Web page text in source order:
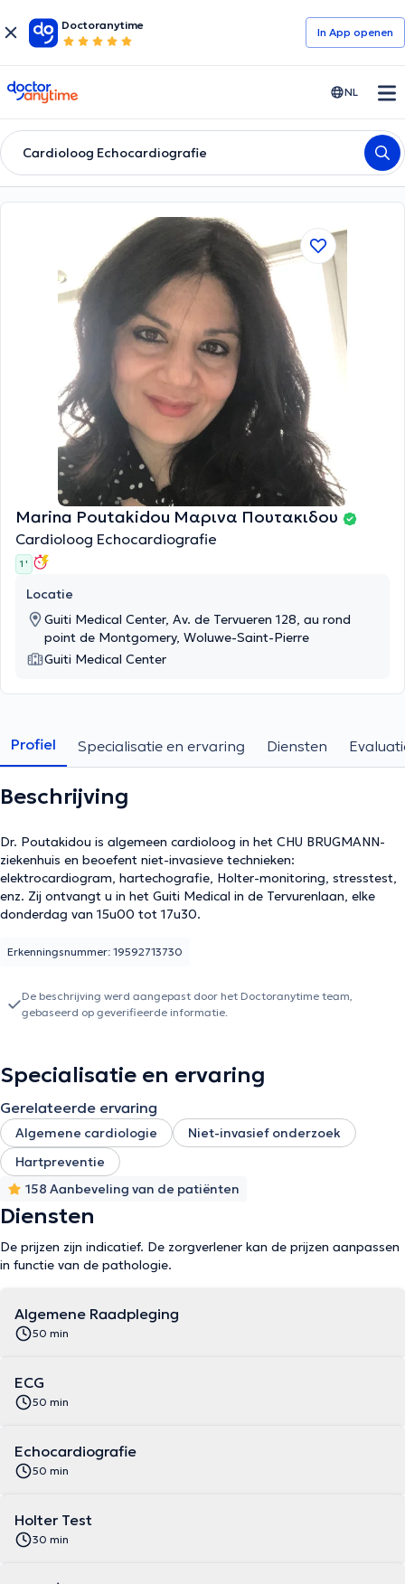
Doctoranytime
In App openen
doctoranytime NL
Cardioloog Echocardiografie
Marina Poutakidou Μαρινα Πουτακιδου
Cardioloog Echocardiografie
1 '
Locatie
Guiti Medical Center, Av. de Tervueren 128, au rond
point de Montgomery, Woluwe-Saint-Pierre
Guiti Medical Center
Profiel Specialisatie en ervaring Diensten
Beschrijving
Dr. Poutakidou is algemeen cardioloog in het CHU BRUGMANN-
ziekenhuis en beoefent niet-invasieve technieken:
elektrocardiogram, hartechografie, Holter-monitoring, stresstest,
enz. Zij ontvangt u in het Guiti Medical in de Tervurenlaan, elke
donderdag van 15u00 tot 17u30.
Erkenningsnummer: 19592713730
De beschrijving werd aangepast door het Doctoranytime team,
gebaseerd op geverifieerde informatie.
Specialisatie en ervaring
Gerelateerde ervaring
Algemene cardiologie
Niet-invasief onderzoek
Hartpreventie
158 Aanbeveling van de patiënten
Diensten
De prijzen zijn indicatief. De zorgverlener kan de prijzen aanpassen
in functie van de pathologie.
Algemene Raadpleging
50 min
ECG
50 min
Echocardiografie
50 min
Holter Test
30 min